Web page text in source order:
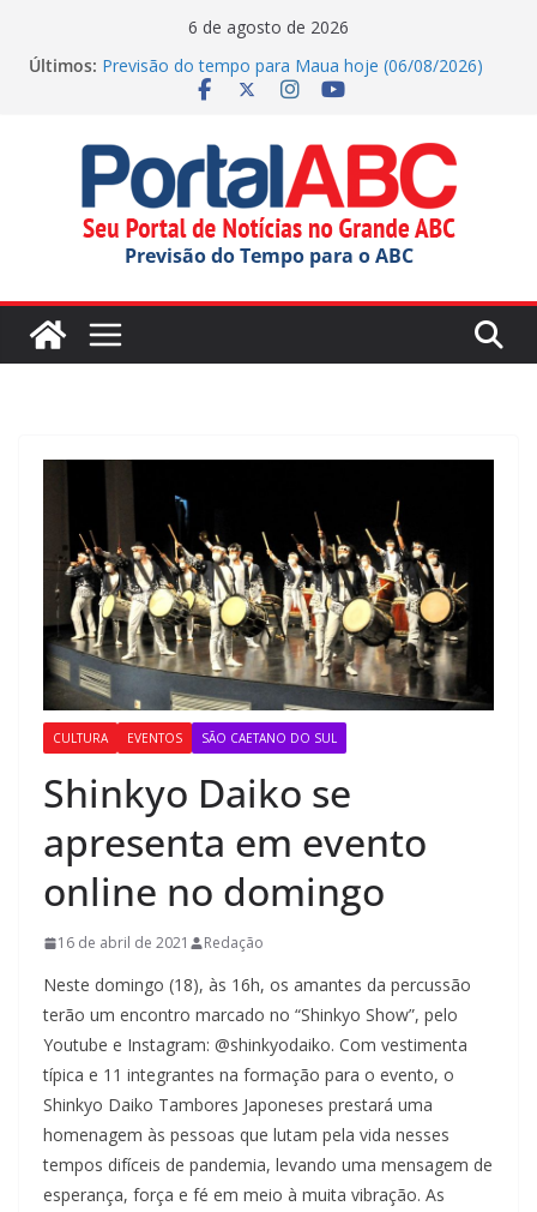
6 de agosto de 2026
Últimos: Previsão do tempo para Maua hoje (06/08/2026)
Jornada do Patrimônio tem atividades em Santo
Ana Carolina Serra comemora criação da lei do Pix
Pensão Alimentícia
Previsão do tempo para Rio Grande Da Serra hoje
(06/08/2026)
Previsão do tempo para Ribeirao Pires hoje
(06/08/2026)
Previsão do Tempo para o ABC
CULTURA EVENTOS SÃO CAETANO DO SUL
Shinkyo Daiko se
apresenta em evento
online no domingo
16 de abril de 2021 Redação
Neste domingo (18), às 16h, os amantes da percussão
terão um encontro marcado no “Shinkyo Show”, pelo
Youtube e Instagram: @shinkyodaiko. Com vestimenta
típica e 11 integrantes na formação para o evento, o
Shinkyo Daiko Tambores Japoneses prestará uma
homenagem às pessoas que lutam pela vida nesses
tempos difíceis de pandemia, levando uma mensagem de
esperança, força e fé em meio à muita vibração. As